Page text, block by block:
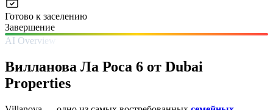
Готово к заселению
Завершение
AI Overview
Вилланова Ла Роса 6 от Dubai
Properties